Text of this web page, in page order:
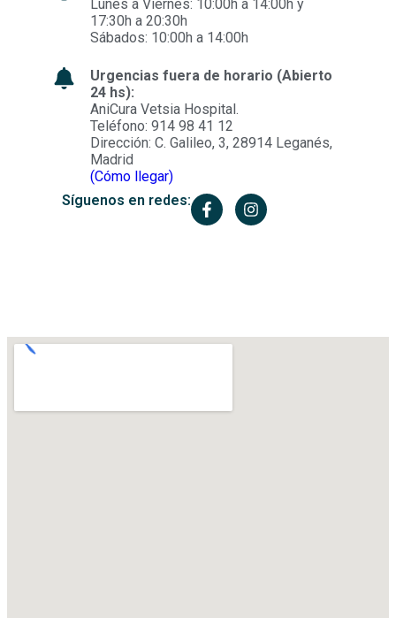
Lunes a Viernes: 10:00h a 14:00h y
17:30h a 20:30h
Sábados: 10:00h a 14:00h
Urgencias fuera de horario (Abierto
24 hs):
AniCura Vetsia Hospital.
Teléfono: 914 98 41 12
Dirección: C. Galileo, 3, 28914 Leganés,
Madrid
(Cómo llegar)
Síguenos en redes: